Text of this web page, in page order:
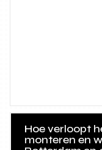
Hoe verloopt
monteren en